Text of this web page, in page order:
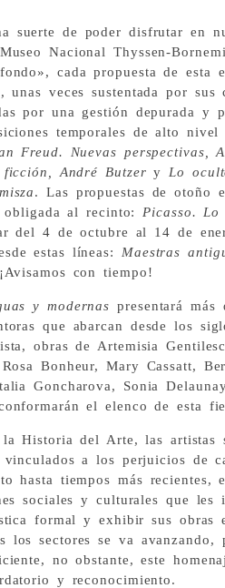
suerte de poder disfrutar en
Nacional Thyssen-
cada propuesta de esta
unas veces sustentada por sus
por una gestión depurada y
temporales de alto nivel
Freud. Nuevas perspectivas,
ficción, André Butzery Lo
. Las propuestas de otoño
obligada al recinto: Picasso.
del 4 de octubre al 14 de
estas líneas: Maestras
con tiempo!
y modernas presentará
que abarcan desde los
obras de Artemisia
Bonheur, Mary Cassatt,
Goncharova, Sonia
el elenco de esta
Historia del Arte, las artistas
vinculados a los perjuicios de
hasta tiempos más recientes,
sociales y culturales que les
formal y exhibir sus obras
los sectores se va avanzando,
no obstante, este
y reconocimiento.